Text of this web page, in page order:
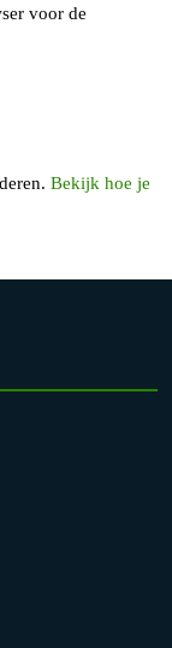
voor de
Bekijk hoe je